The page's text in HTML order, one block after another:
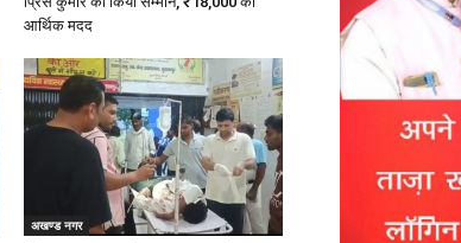
आर्थिक मदद
अखण्ड नगर